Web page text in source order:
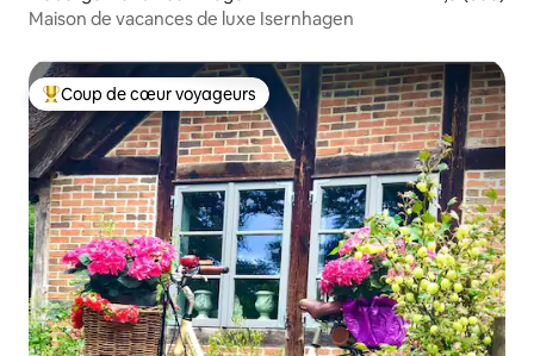
Maison de vacances de luxe Isernhagen
Coups de cœur voyageurs les plus appréciés
Coup de cœur voyageurs